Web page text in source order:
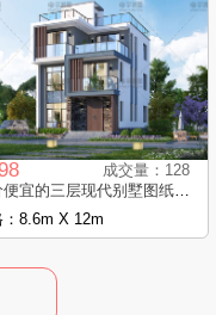
成交量：128
造价便宜的三层现代别墅图纸框架结构占地..
：8.6m X 12m